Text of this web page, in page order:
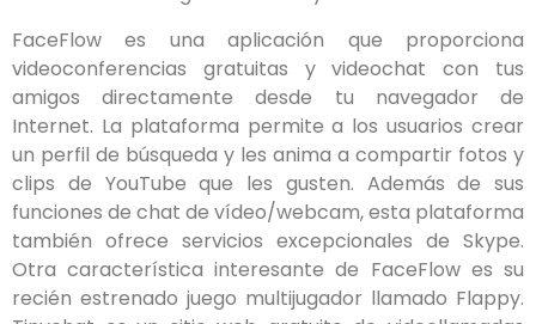
FaceFlow es una aplicación que proporciona
videoconferencias gratuitas y videochat con tus
amigos directamente desde tu navegador de
Internet. La plataforma permite a los usuarios crear
un perfil de búsqueda y les anima a compartir fotos y
clips de YouTube que les gusten. Además de sus
funciones de chat de vídeo/webcam, esta plataforma
también ofrece servicios excepcionales de Skype.
Otra característica interesante de FaceFlow es su
recién estrenado juego multijugador llamado Flappy.